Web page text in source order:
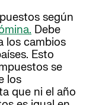
según
Debe
los cambios
Esto
se
los
que ni el año